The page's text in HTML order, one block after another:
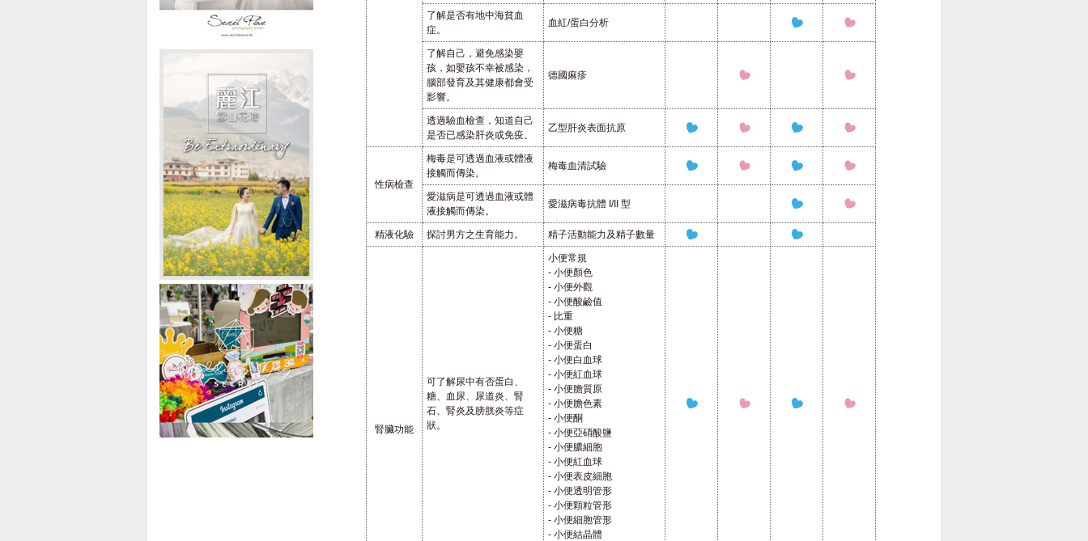
了解是否有地中海貧血
症。
血紅/蛋白分析
了解自己，避免感染嬰
孩，如嬰孩不幸被感染，
腦部發育及其健康都會受
影響。
德國痳疹
透過驗血檢查，知道自己
是否已感染肝炎或免疫。
乙型肝炎表面抗原
性病檢查
梅毒是可透過血液或體液
接觸而傳染。
梅毒血清試驗
愛滋病是可透過血液或體
液接觸而傳染。
愛滋病毒抗體 I/II 型
精液化驗 探討男方之生育能力。 精子活動能力及精子數量
腎臟功能
可了解尿中有否蛋白、
糖、血尿、尿道炎、腎
石、腎炎及膀胱炎等症
狀。
小便常規
- 小便顏色
- 小便外觀
- 小便酸鹼值
- 比重
- 小便糖
- 小便蛋白
- 小便白血球
- 小便紅血球
- 小便膽質原
- 小便膽色素
- 小便酮
- 小便亞硝酸鹽
- 小便膿細胞
- 小便紅血球
- 小便表皮細胞
- 小便透明管形
- 小便顆粒管形
- 小便細胞管形
- 小便結晶體